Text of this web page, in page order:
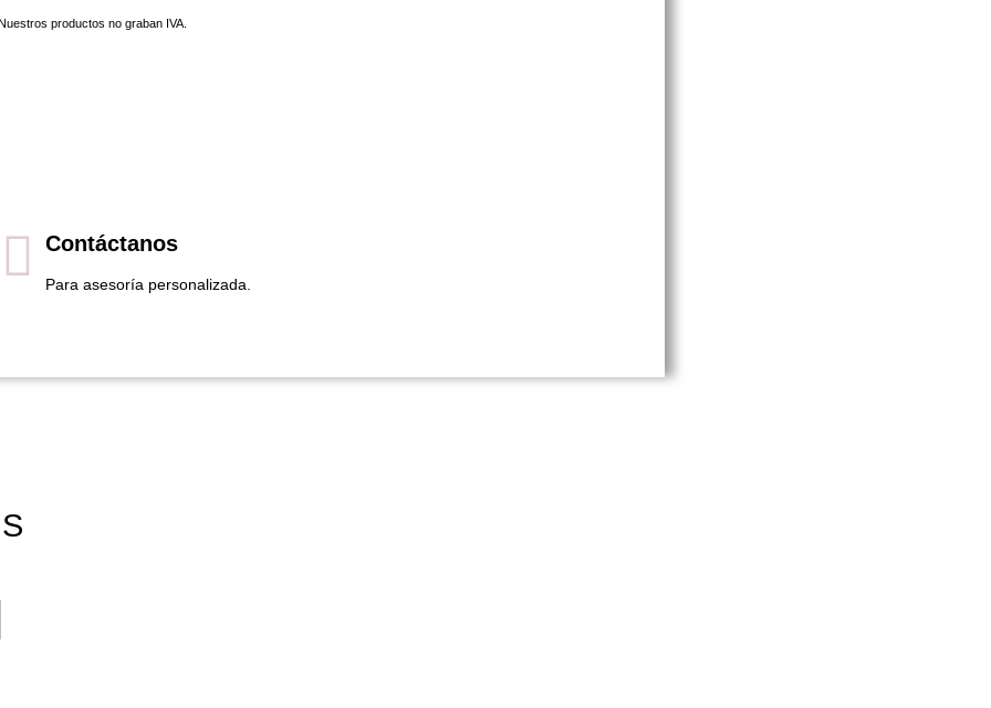
productos no graban IVA.
Contáctanos
Para asesoría personalizada.